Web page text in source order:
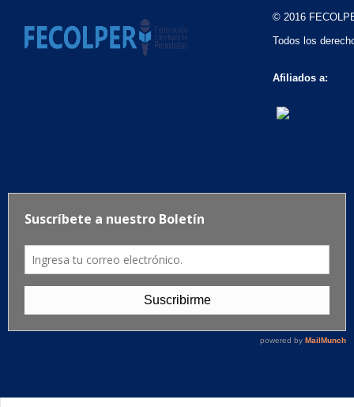
© 2016
Todos los
Afiliados a: